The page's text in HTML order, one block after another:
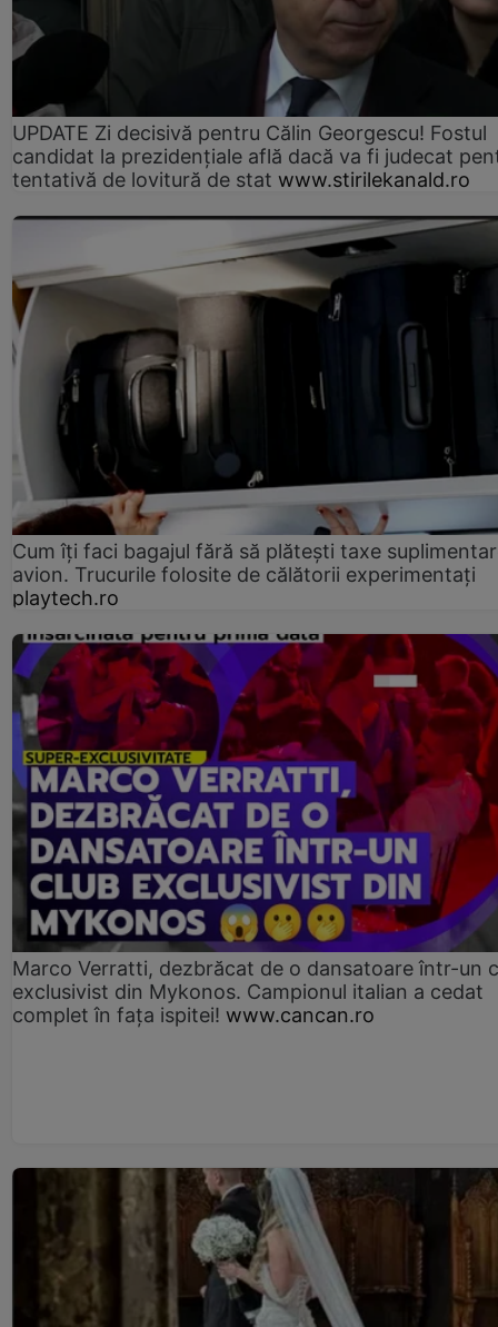
UPDATE Zi decisivă pentru Călin Georgescu! Fostul
candidat la prezidențiale află dacă va fi judecat
tentativă de lovitură de stat www.stirilekanald.ro
Cum îți faci bagajul fără să plătești taxe
avion. Trucurile folosite de călătorii experimentați
playtech.ro
Marco Verratti, dezbrăcat de o dansatoare într-un
exclusivist din Mykonos. Campionul italian a cedat
complet în fața ispitei! www.cancan.ro